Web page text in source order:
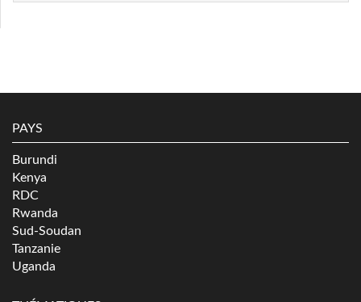
PAYS
Burundi
Kenya
RDC
Rwanda
Sud-Soudan
Tanzanie
Uganda